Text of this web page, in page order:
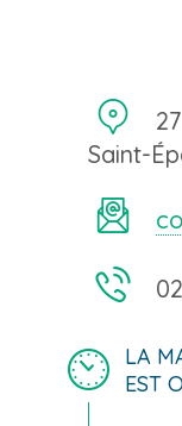
Saint-
LA
EST